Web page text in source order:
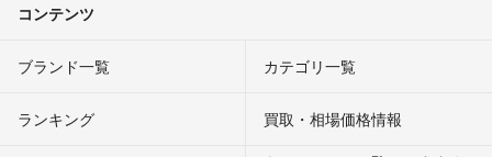
コンテンツ
ブランド一覧 カテゴリ一覧
ランキング 買取・相場価格情報